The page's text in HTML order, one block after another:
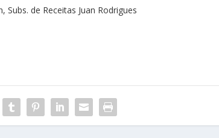
de Receitas Juan Rodrigues